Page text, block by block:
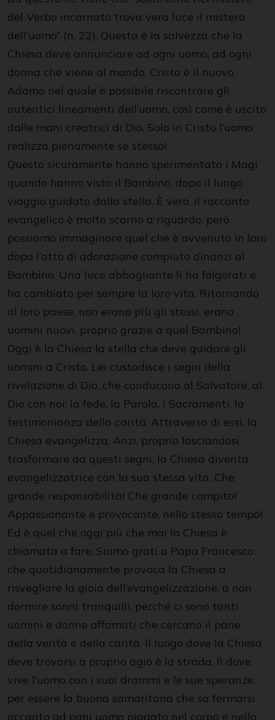
del Verbo incarnato trova vera luce il mistero
dell’uomo” (n. 22). Questa è la salvezza che la
Chiesa deve annunciare ad ogni uomo, ad ogni
donna che viene al mondo. Cristo è il nuovo
Adamo nel quale è possibile riscontrare gli
autentici lineamenti dell’uomo, così come è uscito
dalle mani creatrici di Dio. Solo in Cristo l’uomo
realizza pienamente se stesso!
Questo sicuramente hanno sperimentato i Magi
quando hanno visto il Bambino, dopo il lungo
viaggio guidato dalla stella. È vero, il racconto
evangelico è molto scarno a riguardo, però
possiamo immaginare quel che è avvenuto in loro
dopo l’atto di adorazione compiuto dinanzi al
Bambino. Una luce abbagliante li ha folgorati e
ha cambiato per sempre la loro vita. Ritornando
al loro paese, non erano più gli stessi, erano
uomini nuovi, proprio grazie a quel Bambino!
Oggi è la Chiesa la stella che deve guidare gli
uomini a Cristo. Lei custodisce i segni della
rivelazione di Dio, che conducono al Salvatore, al
Dio con noi: la fede, la Parola, i Sacramenti, la
testimonianza della carità. Attraverso di essi, la
Chiesa evangelizza. Anzi, proprio lasciandosi
trasformare da questi segni, la Chiesa diventa
evangelizzatrice con la sua stessa vita. Che
grande responsabilità! Che grande compito!
Appassionante e provocante, nello stesso tempo!
Ed è quel che oggi più che mai la Chiesa è
chiamata a fare. Siamo grati a Papa Francesco
che quotidianamente provoca la Chiesa a
risvegliare la gioia dell’evangelizzazione, a non
dormire sonni tranquilli, perché ci sono tanti
uomini e donne affamati che cercano il pane
della verità e della carità. Il luogo dove la Chiesa
deve trovarsi a proprio agio è la strada, lì dove
vive l’uomo con i suoi drammi e le sue speranze,
per essere la buona samaritana che sa fermarsi
accanto ad ogni uomo piagato nel corpo e nello